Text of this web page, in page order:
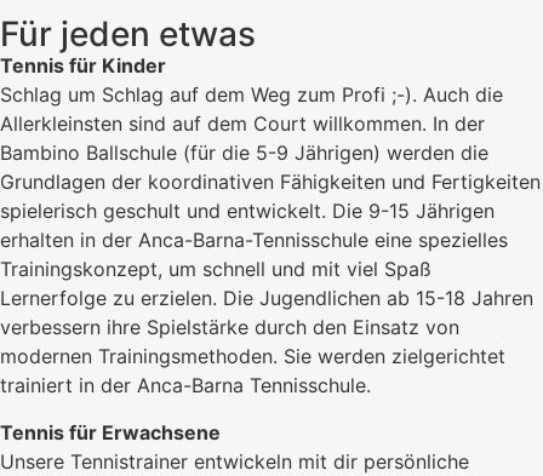
Für jeden etwas
Tennis für Kinder
Schlag um Schlag auf dem Weg zum Profi ;-). Auch die
Allerkleinsten sind auf dem Court willkommen. In der
Bambino Ballschule (für die 5-9 Jährigen) werden die
Grundlagen der koordinativen Fähigkeiten und Fertigkeiten
spielerisch geschult und entwickelt. Die 9-15 Jährigen
erhalten in der Anca-Barna-Tennisschule eine spezielles
Trainingskonzept, um schnell und mit viel Spaß
Lernerfolge zu erzielen. Die Jugendlichen ab 15-18 Jahren
verbessern ihre Spielstärke durch den Einsatz von
modernen Trainingsmethoden. Sie werden zielgerichtet
trainiert in der Anca-Barna Tennisschule.
Tennis für Erwachsene
Unsere Tennistrainer entwickeln mit dir persönliche